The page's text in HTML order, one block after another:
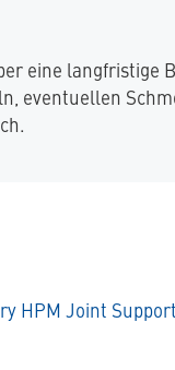
eine langfristige
eventuellen
HPM Joint Support